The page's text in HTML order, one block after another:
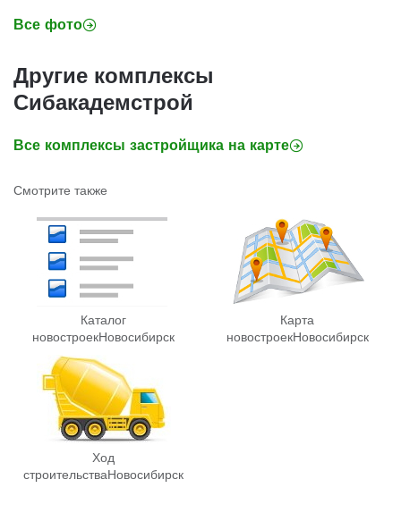
Все фото
Другие комплексы
Сибакадемстрой
Все комплексы застройщика на карте
Смотрите также
Каталог
новостроекНовосибирск
Карта
новостроекНовосибирск
Ход
строительстваНовосибирск